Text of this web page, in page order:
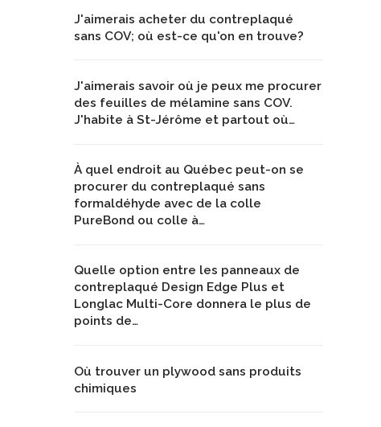
J'aimerais acheter du contreplaqué
sans COV; où est-ce qu'on en trouve?
J'aimerais savoir où je peux me procurer
des feuilles de mélamine sans COV.
J'habite à St-Jérôme et partout où…
À quel endroit au Québec peut-on se
procurer du contreplaqué sans
formaldéhyde avec de la colle
PureBond ou colle à…
Quelle option entre les panneaux de
contreplaqué Design Edge Plus et
Longlac Multi-Core donnera le plus de
points de…
Où trouver un plywood sans produits
chimiques